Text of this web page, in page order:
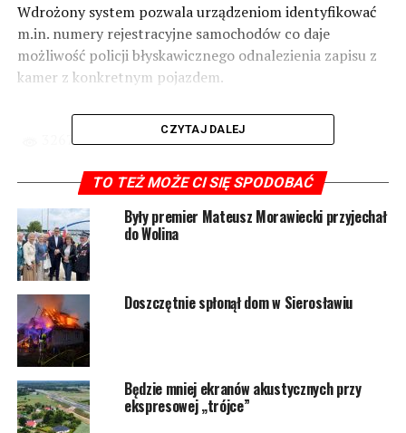
Wdrożony system pozwala urządzeniom identyfikować
m.in. numery rejestracyjne samochodów co daje
możliwość policji błyskawicznego odnalezienia zapisu z
kamer z konkretnym pojazdem.
3267 odsłon
POWIĄZANE TEMATY: WOLIN
NASTĘPNY
Strażacy interweniowali w związku z silnym wiatrem
NIE PRZEGAP
Spotkanie wigilijne w Dargobądzu
CZYTAJ DALEJ
TO TEŻ MOŻE CI SIĘ SPODOBAĆ
Były premier Mateusz Morawiecki przyjechał
do Wolina
Doszczętnie spłonął dom w Sierosławiu
Będzie mniej ekranów akustycznych przy
ekspresowej „trójce”